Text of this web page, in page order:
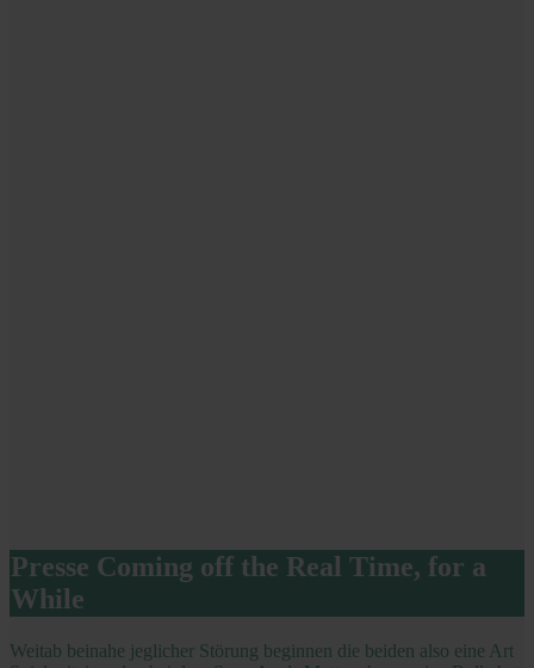
Presse Coming off the Real Time, for a
While
Weitab beinahe jeglicher Störung beginnen die beiden also eine Art